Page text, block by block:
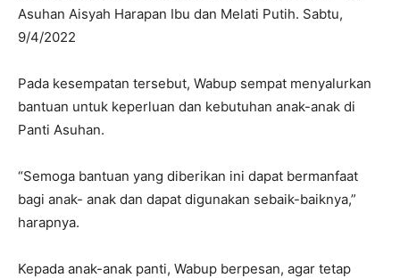
Asuhan Aisyah Harapan Ibu dan Melati Putih. Sabtu,
9/4/2022
Pada kesempatan tersebut, Wabup sempat menyalurkan
bantuan untuk keperluan dan kebutuhan anak-anak di
Panti Asuhan.
“Semoga bantuan yang diberikan ini dapat bermanfaat
bagi anak- anak dan dapat digunakan sebaik-baiknya,”
harapnya.
Kepada anak-anak panti, Wabup berpesan, agar tetap